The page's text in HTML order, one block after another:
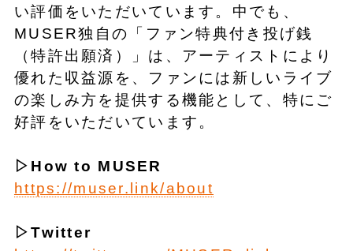
い評価をいただいています。中でも、
MUSER独自の「ファン特典付き投げ銭
（特許出願済）」は、アーティストにより
優れた収益源を、ファンには新しいライブ
の楽しみ方を提供する機能として、特にご
好評をいただいています。
▷How to MUSER
https://muser.link/about
▷Twitter